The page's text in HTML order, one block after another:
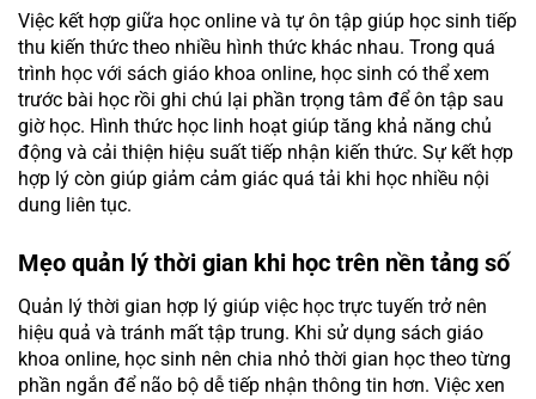
Việc kết hợp giữa học online và tự ôn tập giúp học sinh tiếp
thu kiến thức theo nhiều hình thức khác nhau. Trong quá
trình học với sách giáo khoa online, học sinh có thể xem
trước bài học rồi ghi chú lại phần trọng tâm để ôn tập sau
giờ học. Hình thức học linh hoạt giúp tăng khả năng chủ
động và cải thiện hiệu suất tiếp nhận kiến thức. Sự kết hợp
hợp lý còn giúp giảm cảm giác quá tải khi học nhiều nội
dung liên tục.
Mẹo quản lý thời gian khi học trên nền tảng số
Quản lý thời gian hợp lý giúp việc học trực tuyến trở nên
hiệu quả và tránh mất tập trung. Khi sử dụng sách giáo
khoa online, học sinh nên chia nhỏ thời gian học theo từng
phần ngắn để não bộ dễ tiếp nhận thông tin hơn. Việc xen